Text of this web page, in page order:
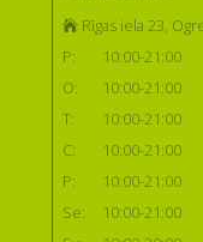
Rīgas iela 23,
P:
10:00-21:00
O:
10:00-21:00
T:
10:00-21:00
C:
10:00-21:00
P:
10:00-21:00
Se:
10:00-21:00